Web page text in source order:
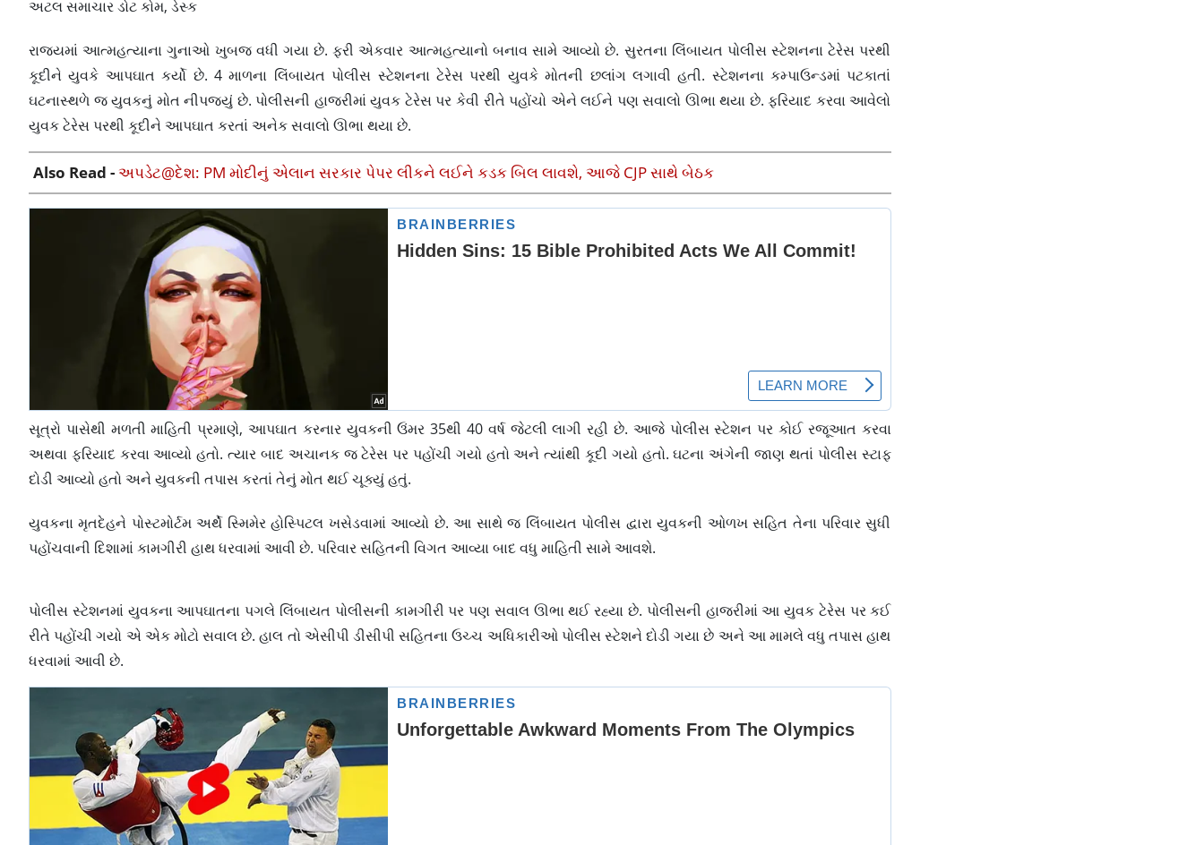
અટલ સમાચાર ડોટ કોમ, ડેસ્ક
રાજ્યમાં આત્મહત્યાના ગુનાઓ ખુબજ વધી ગયા છે. ફરી એકવાર આત્મહત્યાનો બનાવ સામે આવ્યો છે. સુરતના લિંબાયત પોલીસ સ્ટેશનના ટેરેસ પરથી
કૂદીને યુવકે આપઘાત કર્યો છે. 4 માળના લિંબાયત પોલીસ સ્ટેશનના ટેરેસ પરથી યુવકે મોતની છલાંગ લગાવી હતી. સ્ટેશનના કમ્પાઉન્ડમાં પટકાતાં
ઘટનાસ્થળે જ યુવકનું મોત નીપજ્યું છે. પોલીસની હાજરીમાં યુવક ટેરેસ પર કેવી રીતે પહોંચો એને લઈને પણ સવાલો ઊભા થયા છે. ફરિયાદ કરવા આવેલો
યુવક ટેરેસ પરથી કૂદીને આપઘાત કરતાં અનેક સવાલો ઊભા થયા છે.
Also Read -અપડેટ@દેશ: PM મોદીનું એલાન સરકાર પેપર લીકને લઈને કડક બિલ લાવશે, આજે CJP સાથે બેઠક
સૂત્રો પાસેથી મળતી માહિતી પ્રમાણે, આપઘાત કરનાર યુવકની ઉંમર 35થી 40 વર્ષ જેટલી લાગી રહી છે. આજે પોલીસ સ્ટેશન પર કોઈ રજૂઆત કરવા
અથવા ફરિયાદ કરવા આવ્યો હતો. ત્યાર બાદ અચાનક જ ટેરેસ પર પહોંચી ગયો હતો અને ત્યાંથી કૂદી ગયો હતો. ઘટના અંગેની જાણ થતાં પોલીસ સ્ટાફ
દોડી આવ્યો હતો અને યુવકની તપાસ કરતાં તેનું મોત થઈ ચૂક્યું હતું.
યુવકના મૃતદેહને પોસ્ટમોર્ટમ અર્થે સ્મિમેર હોસ્પિટલ ખસેડવામાં આવ્યો છે. આ સાથે જ લિંબાયત પોલીસ દ્વારા યુવકની ઓળખ સહિત તેના પરિવાર સુધી
પહોંચવાની દિશામાં કામગીરી હાથ ધરવામાં આવી છે. પરિવાર સહિતની વિગત આવ્યા બાદ વધુ માહિતી સામે આવશે.
પોલીસ સ્ટેશનમાં યુવકના આપઘાતના પગલે લિંબાયત પોલીસની કામગીરી પર પણ સવાલ ઊભા થઈ રહ્યા છે. પોલીસની હાજરીમાં આ યુવક ટેરેસ પર કઈ
રીતે પહોંચી ગયો એ એક મોટો સવાલ છે. હાલ તો એસીપી ડીસીપી સહિતના ઉચ્ચ અધિકારીઓ પોલીસ સ્ટેશને દોડી ગયા છે અને આ મામલે વધુ તપાસ હાથ
ધરવામાં આવી છે.